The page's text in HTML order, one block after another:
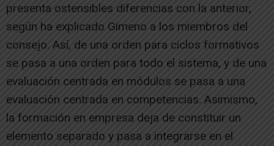
presenta ostensibles diferencias con la anterior,
según ha explicado Gimeno a los miembros del
consejo. Así, de una orden para ciclos formativos
se pasa a una orden para todo el sistema, y de una
evaluación centrada en módulos se pasa a una
evaluación centrada en competencias. Asimismo,
la formación en empresa deja de constituir un
elemento separado y pasa a integrarse en el